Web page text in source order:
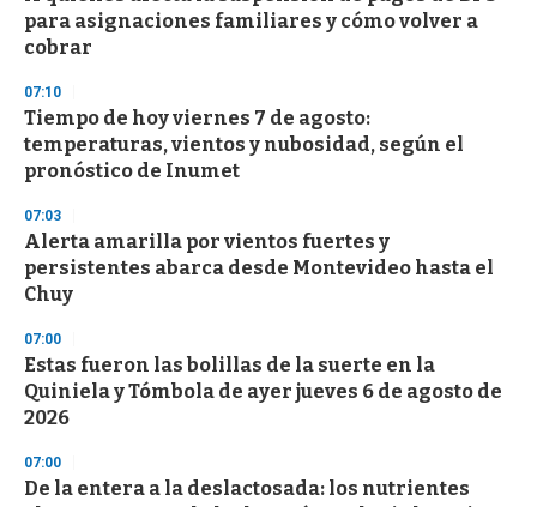
para asignaciones familiares y cómo volver a
cobrar
07:10
Tiempo de hoy viernes 7 de agosto:
temperaturas, vientos y nubosidad, según el
pronóstico de Inumet
07:03
Alerta amarilla por vientos fuertes y
persistentes abarca desde Montevideo hasta el
Chuy
07:00
Estas fueron las bolillas de la suerte en la
Quiniela y Tómbola de ayer jueves 6 de agosto de
2026
07:00
De la entera a la deslactosada: los nutrientes